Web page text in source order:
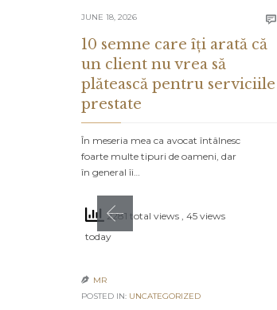
JUNE 18, 2026 
10 semne care îți arată că
un client nu vrea să
plătească pentru serviciile
prestate
În meseria mea ca avocat întâlnesc
foarte multe tipuri de oameni, dar
în general îi…
2281 total views , 45 views
today
 MR
POSTED IN: UNCATEGORIZED